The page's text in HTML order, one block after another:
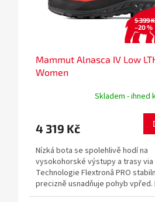
5 399
–20 %
Mammut Alnasca IV Low
Women
Skladem - ihned
4 319 Kč
Nízká bota se spolehlivě hodí na
vysokohorské výstupy a trasy
Technologie Flextronâ PRO
precizně usnadňuje pohyb vpřed.
výplň EVA střední podrážky...